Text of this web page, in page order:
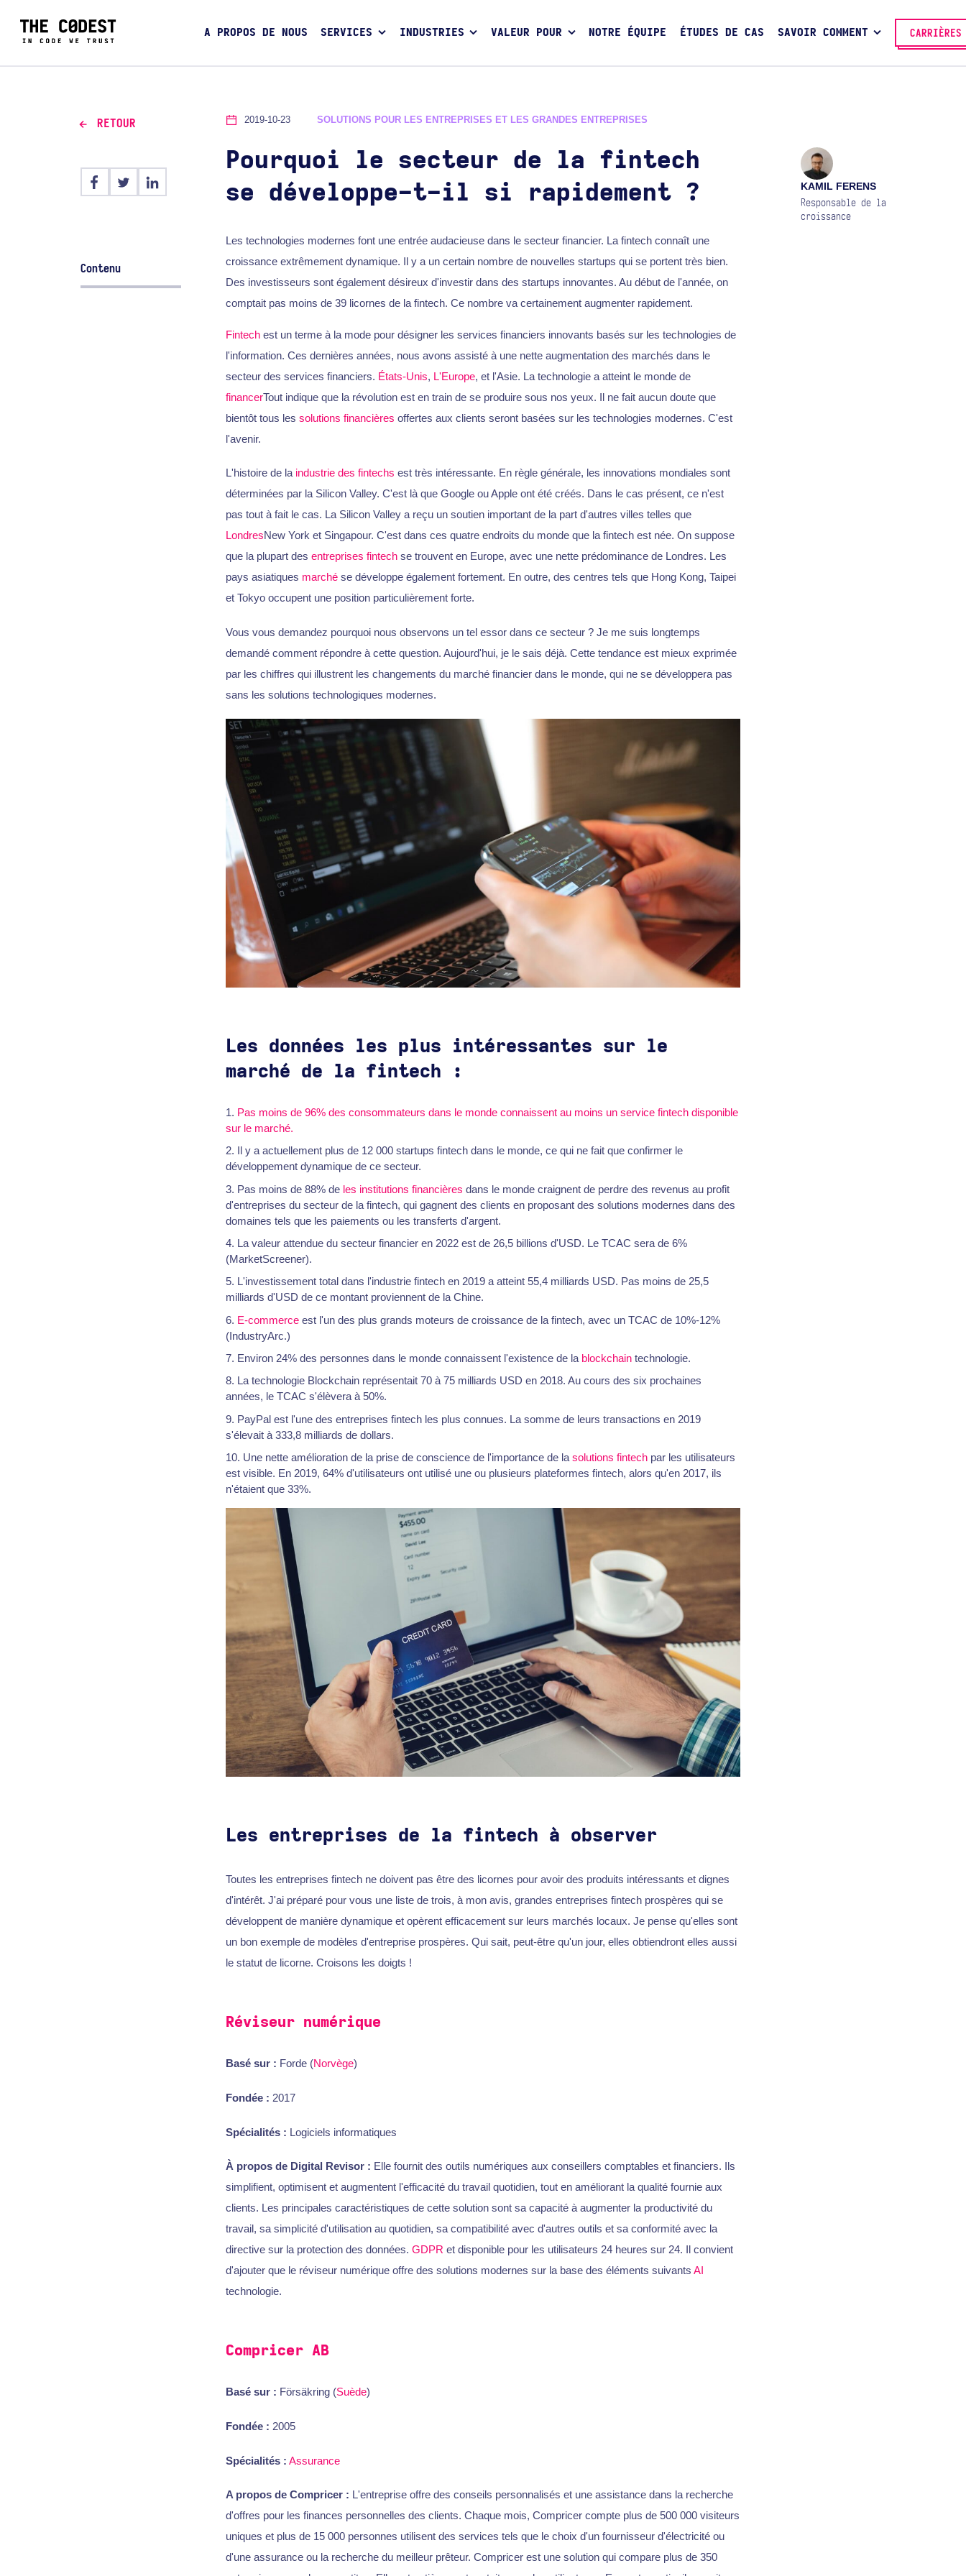
A PROPOS DE NOUS SERVICES INDUSTRIES VALEUR POUR NOTRE ÉQUIPE ÉTUDES DE CAS SAVOIR COMMENT CARRIÈRES
RETOUR
Contenu
2019-10-23 SOLUTIONS POUR LES ENTREPRISES ET LES GRANDES ENTREPRISES
Pourquoi le secteur de la fintech
se développe-t-il si rapidement ?
KAMIL FERENS
Responsable de la
croissance
Les technologies modernes font une entrée audacieuse dans le secteur financier. La fintech connaît une
croissance extrêmement dynamique. Il y a un certain nombre de nouvelles startups qui se portent très bien.
Des investisseurs sont également désireux d'investir dans des startups innovantes. Au début de l'année, on
comptait pas moins de 39 licornes de la fintech. Ce nombre va certainement augmenter rapidement.
Fintechest un terme à la mode pour désigner les services financiers innovants basés sur les technologies de
l'information. Ces dernières années, nous avons assisté à une nette augmentation des marchés dans le
secteur des services financiers. États-Unis, L'Europe, et l'Asie. La technologie a atteint le monde de
financerTout indique que la révolution est en train de se produire sous nos yeux. Il ne fait aucun doute que
bientôt tous les solutions financières offertes aux clients seront basées sur les technologies modernes. C'est
l'avenir.
L'histoire de la industrie des fintechs est très intéressante. En règle générale, les innovations mondiales sont
déterminées par la Silicon Valley. C'est là que Google ou Apple ont été créés. Dans le cas présent, ce n'est
pas tout à fait le cas. La Silicon Valley a reçu un soutien important de la part d'autres villes telles que
LondresNew York et Singapour. C'est dans ces quatre endroits du monde que la fintech est née. On suppose
que la plupart des entreprises fintechse trouvent en Europe, avec une nette prédominance de Londres. Les
pays asiatiques marchése développe également fortement. En outre, des centres tels que Hong Kong, Taipei
et Tokyo occupent une position particulièrement forte.
Vous vous demandez pourquoi nous observons un tel essor dans ce secteur ? Je me suis longtemps
demandé comment répondre à cette question. Aujourd'hui, je le sais déjà. Cette tendance est mieux exprimée
par les chiffres qui illustrent les changements du marché financier dans le monde, qui ne se développera pas
sans les solutions technologiques modernes.
Les données les plus intéressantes sur le
marché de la fintech :
Pas moins de 96% des consommateurs dans le monde connaissent au moins un service fintech disponible
sur le marché.
Il y a actuellement plus de 12 000 startups fintech dans le monde, ce qui ne fait que confirmer le
développement dynamique de ce secteur.
Pas moins de 88% de les institutions financières dans le monde craignent de perdre des revenus au profit
d'entreprises du secteur de la fintech, qui gagnent des clients en proposant des solutions modernes dans des
domaines tels que les paiements ou les transferts d'argent.
La valeur attendue du secteur financier en 2022 est de 26,5 billions d'USD. Le TCAC sera de 6%
(MarketScreener).
L'investissement total dans l'industrie fintech en 2019 a atteint 55,4 milliards USD. Pas moins de 25,5
milliards d'USD de ce montant proviennent de la Chine.
E-commerceest l'un des plus grands moteurs de croissance de la fintech, avec un TCAC de 10%-12%
(IndustryArc.)
Environ 24% des personnes dans le monde connaissent l'existence de la blockchaintechnologie.
La technologie Blockchain représentait 70 à 75 milliards USD en 2018. Au cours des six prochaines
années, le TCAC s'élèvera à 50%.
PayPal est l'une des entreprises fintech les plus connues. La somme de leurs transactions en 2019
s'élevait à 333,8 milliards de dollars.
Une nette amélioration de la prise de conscience de l'importance de la solutions fintechpar les utilisateurs
est visible. En 2019, 64% d'utilisateurs ont utilisé une ou plusieurs plateformes fintech, alors qu'en 2017, ils
n'étaient que 33%.
Les entreprises de la fintech à observer
Toutes les entreprises fintech ne doivent pas être des licornes pour avoir des produits intéressants et dignes
d'intérêt. J'ai préparé pour vous une liste de trois, à mon avis, grandes entreprises fintech prospères qui se
développent de manière dynamique et opèrent efficacement sur leurs marchés locaux. Je pense qu'elles sont
un bon exemple de modèles d'entreprise prospères. Qui sait, peut-être qu'un jour, elles obtiendront elles aussi
le statut de licorne. Croisons les doigts !
Réviseur numérique
Basé sur : Forde (Norvège)
Fondée : 2017
Spécialités : Logiciels informatiques
À propos de Digital Revisor : Elle fournit des outils numériques aux conseillers comptables et financiers. Ils
simplifient, optimisent et augmentent l'efficacité du travail quotidien, tout en améliorant la qualité fournie aux
clients. Les principales caractéristiques de cette solution sont sa capacité à augmenter la productivité du
travail, sa simplicité d'utilisation au quotidien, sa compatibilité avec d'autres outils et sa conformité avec la
directive sur la protection des données. GDPR et disponible pour les utilisateurs 24 heures sur 24. Il convient
d'ajouter que le réviseur numérique offre des solutions modernes sur la base des éléments suivants AI
technologie.
Compricer AB
Basé sur : Försäkring (Suède)
Fondée : 2005
Spécialités : Assurance
A propos de Compricer : L'entreprise offre des conseils personnalisés et une assistance dans la recherche
d'offres pour les finances personnelles des clients. Chaque mois, Compricer compte plus de 500 000 visiteurs
uniques et plus de 15 000 personnes utilisent des services tels que le choix d'un fournisseur d'électricité ou
d'une assurance ou la recherche du meilleur prêteur. Compricer est une solution qui compare plus de 350